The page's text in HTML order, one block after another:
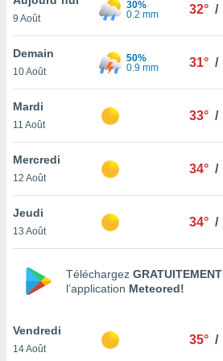
et
»,
au
vous
qu'ils
ou
le
ainsi
un
la
du
9 Août
30%
0.2 mm
32° /
Demain
10 Août
50%
0.9 mm
31° /
Mardi
11 Août
33° /
Mercredi
12 Août
34° /
Jeudi
13 Août
34° /
Téléchargez GRATUITEMENT
l’application Meteored!
Vendredi
14 Août
35° /